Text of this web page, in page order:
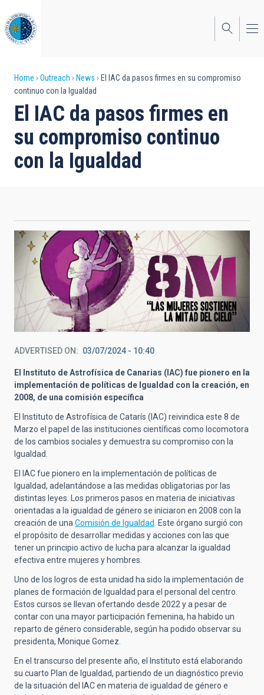
to
main
content
Breadcrumb
Home Outreach News
El IAC da pasos firmes en su compromiso
continuo con la Igualdad
El IAC da pasos firmes en
su compromiso continuo
con la Igualdad
ADVERTISED ON 03/07/2024 - 10:40
El Instituto de Astrofísica de Canarias (IAC) fue pionero en la
implementación de políticas de Igualdad con la creación, en
2008, de una comisión específica
El Instituto de Astrofísica de Catarís (IAC) reivindica este 8 de
Marzo el papel de las instituciones científicas como locomotora
de los cambios sociales y demuestra su compromiso con la
Igualdad.
El IAC fue pionero en la implementación de políticas de
Igualdad, adelantándose a las medidas obligatorias por las
distintas leyes. Los primeros pasos en materia de iniciativas
orientadas a la igualdad de género se iniciaron en 2008 con la
creación de una Comisión de Igualdad . Este órgano surgió con
el propósito de desarrollar medidas y acciones con las que
tener un principio activo de lucha para alcanzar la igualdad
efectiva entre mujeres y hombres.
Uno de los logros de esta unidad ha sido la implementación de
planes de formación de Igualdad para el personal del centro.
Estos cursos se llevan ofertando desde 2022 y a pesar de
contar con una mayor participación femenina, ha habido un
reparto de género considerable, según ha podido observar su
presidenta, Monique Gomez.
En el transcurso del presente año, el Instituto está elaborando
su cuarto Plan de Igualdad, partiendo de un diagnóstico previo
de la situación del IAC en materia de igualdad de género e